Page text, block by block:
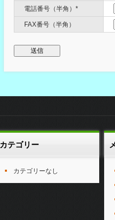
電話番号（半角）*
FAX番号（半角）
カテゴリー
カテゴリーなし